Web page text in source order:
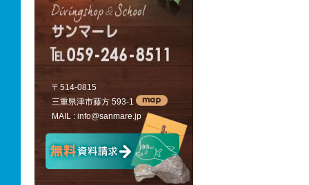
〒514-0815
三重県津市藤方 593-1
MAIL : info@sanmare.jp